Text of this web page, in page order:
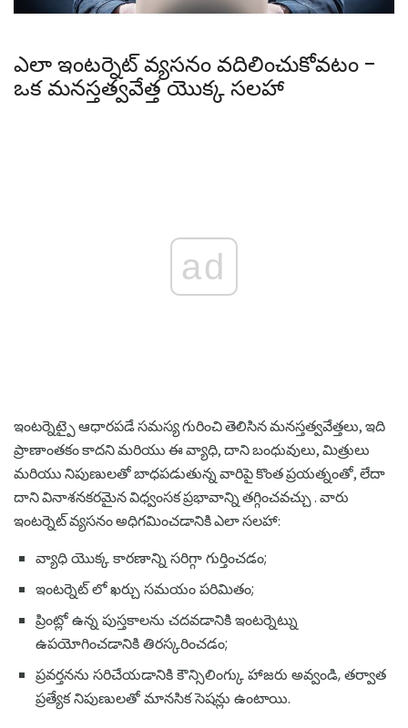
ఎలా ఇంటర్నెట్ వ్యసనం వదిలించుకోవటం -
ఒక మనస్తత్వవేత్త యొక్క సలహా
ad
ఇంటర్నెట్పై ఆధారపడే సమస్య గురించి తెలిసిన మనస్తత్వవేత్తలు, ఇది
ప్రాణాంతకం కాదని మరియు ఈ వ్యాధి, దాని బంధువులు, మిత్రులు
మరియు నిపుణులతో బాధపడుతున్న వారిపై కొంత ప్రయత్నంతో, లేదా
దాని వినాశనకరమైన విధ్వంసక ప్రభావాన్ని తగ్గించవచ్చు . వారు
ఇంటర్నెట్ వ్యసనం అధిగమించడానికి ఎలా సలహా:
వ్యాధి యొక్క కారణాన్ని సరిగ్గా గుర్తించడం;
ఇంటర్నెట్ లో ఖర్చు సమయం పరిమితం;
ప్రింట్లో ఉన్న పుస్తకాలను చదవడానికి ఇంటర్నెట్ను
ఉపయోగించడానికి తిరస్కరించడం;
ప్రవర్తనను సరిచేయడానికి కౌన్సిలింగ్కు హాజరు అవ్వండి, తర్వాత
ప్రత్యేక నిపుణులతో మానసిక సెషన్లు ఉంటాయి.